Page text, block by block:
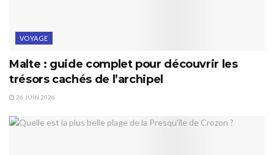
VOYAGE
Malte : guide complet pour découvrir les
trésors cachés de l’archipel
26 JUIN 2026